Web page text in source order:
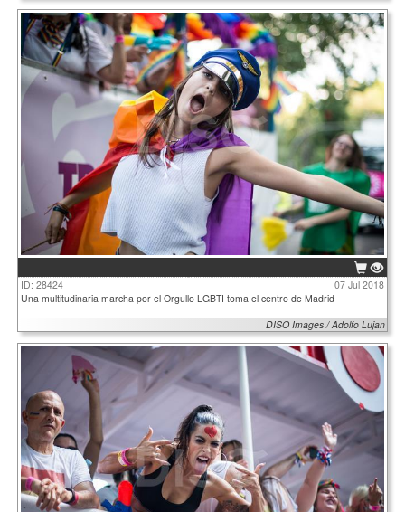
ID: 28424
07 Jul 2018
Una multitudinaria marcha por el Orgullo LGBTI toma el centro de Madrid
DISO Images / Adolfo Lujan